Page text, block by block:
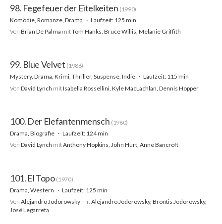
98. Fegefeuer der Eitelkeiten (1990)
Komödie, Romanze, Drama
Laufzeit: 125 min
Von Brian De Palma mitTom Hanks, Bruce Willis, Melanie Griffith
99. Blue Velvet (1986)
Mystery, Drama, Krimi, Thriller, Suspense, Indie
Laufzeit: 115 min
Von David Lynch mitIsabella Rossellini, Kyle MacLachlan, Dennis Hopper
100. Der Elefantenmensch (1980)
Drama, Biografie
Laufzeit: 124 min
Von David Lynch mitAnthony Hopkins, John Hurt, Anne Bancroft
101. El Topo (1970)
Drama, Western
Laufzeit: 125 min
Von Alejandro Jodorowsky mitAlejandro Jodorowsky, Brontis Jodorowsky,
José Legarreta